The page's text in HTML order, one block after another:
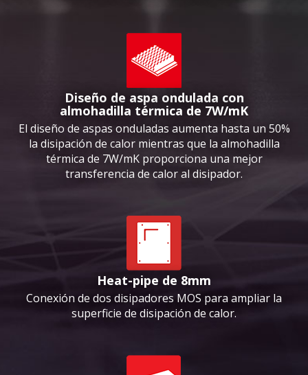
Diseño de aspa ondulada con
almohadilla térmica de 7W/mK
El diseño de aspas onduladas aumenta hasta un 50%
la disipación de calor mientras que la almohadilla
térmica de 7W/mK proporciona una mejor
transferencia de calor al disipador.
Heat-pipe de 8mm
Conexión de dos disipadores MOS para ampliar la
superficie de disipación de calor.